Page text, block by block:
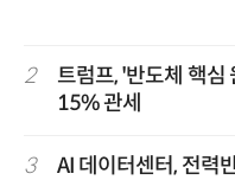
2
트럼프, '반도체 핵심
15% 관세
3 AI 데이터센터, 전력